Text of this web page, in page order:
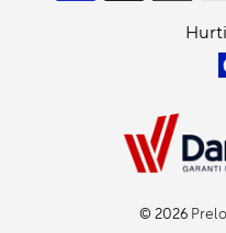
CAD og teknisk arbejde
Avanceret multitasking
Brugere der ønsker
© 2026